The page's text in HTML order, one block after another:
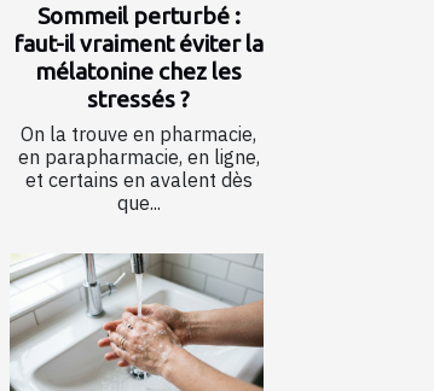
Sommeil perturbé :
faut-il vraiment éviter la
mélatonine chez les
stressés ?
On la trouve en pharmacie,
en parapharmacie, en ligne,
et certains en avalent dès
que...